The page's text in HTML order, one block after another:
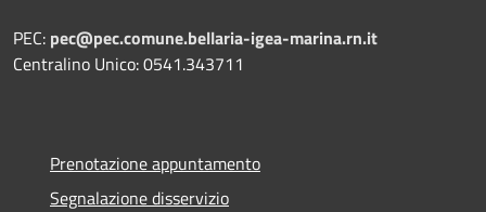
PEC: pec@pec.comune.bellaria-igea-marina.rn.it
Centralino Unico: 0541.343711
Prenotazione appuntamento
Segnalazione disservizio